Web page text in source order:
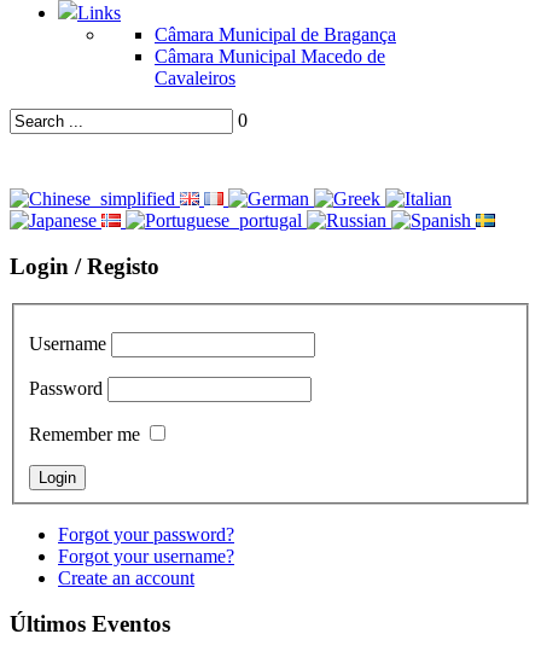
Links
Câmara Municipal de Bragança
Câmara Municipal Macedo de
Cavaleiros
0
Login / Registo
Username
Password
Remember me
Forgot your password?
Forgot your username?
Create an account
Últimos Eventos